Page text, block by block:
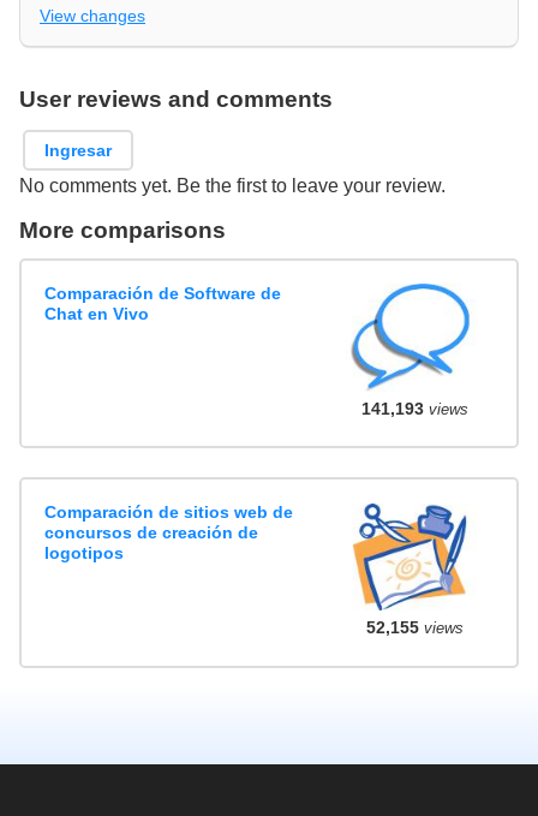
View changes
User reviews and comments
Ingresar
No comments yet. Be the first to leave your review.
More comparisons
Comparación de Software de
Chat en Vivo
141,193views
Comparación de sitios web de
concursos de creación de
logotipos
52,155views